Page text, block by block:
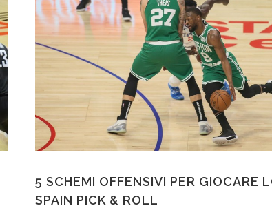
5 SCHEMI OFFENSIVI PER GIOCARE
SPAIN PICK & ROLL